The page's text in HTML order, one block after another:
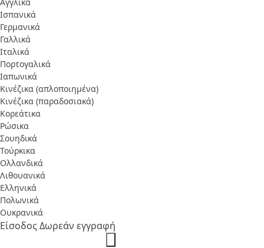
Ισπανικά
Γερμανικά
Γαλλικά
Ιταλικά
Πορτογαλικά
Ιαπωνικά
Κινέζικα (απλοποιημένα)
Κινέζικα (παραδοσιακά)
Κορεάτικα
Ρώσικα
Σουηδικά
Τούρκικα
Ολλανδικά
Λιθουανικά
Ελληνικά
Πολωνικά
Ουκρανικά
ΕίσοδοςΔωρεάν εγγραφή